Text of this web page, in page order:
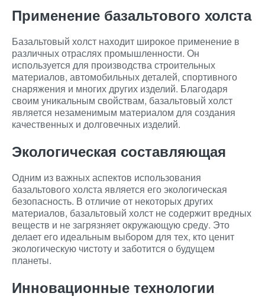
Применение базальтового холста
Базальтовый холст находит широкое применение в
различных отраслях промышленности. Он
используется для производства строительных
материалов, автомобильных деталей, спортивного
снаряжения и многих других изделий. Благодаря
своим уникальным свойствам, базальтовый холст
является незаменимым материалом для создания
качественных и долговечных изделий.
Экологическая составляющая
Одним из важных аспектов использования
базальтового холста является его экологическая
безопасность. В отличие от некоторых других
материалов, базальтовый холст не содержит вредных
веществ и не загрязняет окружающую среду. Это
делает его идеальным выбором для тех, кто ценит
экологическую чистоту и заботится о будущем
планеты.
Инновационные технологии